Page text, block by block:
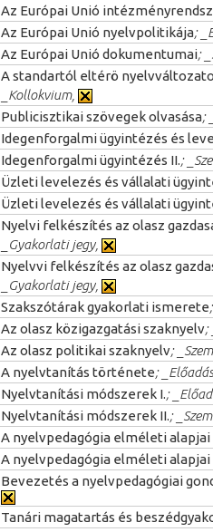
Az Európai Unió
Az Európai Unió nyelvpolitikája;
Az Európai Unió dokumentumai;
A standartól eltérö
_Kollokvium,
Publicisztikai szövegek olvasása;
Idegenforgalmi ügyintézés és
Idegenforgalmi ügyintézés II.;
Üzleti levelezés és vállalati
Üzleti levelezés és vállalati
Nyelvi felkészítés az olasz
_Gyakorlati jegy,
Nyelvvi felkészítés az olasz
_Gyakorlati jegy,
Szakszótárak gyakorlati ismerete
Az olasz közigazgatási szaknyelv;
Az olasz politikai szaknyelv;
A nyelvtanítás története;
Nyelvtanítási módszerek I.;
Nyelvtanítási módszerek II.;
A nyelvpedagógia elméleti alapjai
A nyelvpedagógia elméleti alapjai
Bevezetés a nyelvpedagógiai
Tanári magatartás és